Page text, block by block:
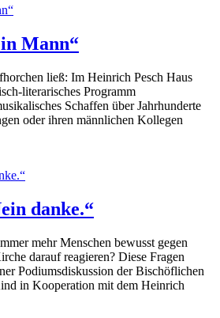
Mann“
ließ: Im Heinrich Pesch Haus
literarisches Programm
Schaffen über Jahrhunderte
oder ihren männlichen Kollegen
danke.“
mehr Menschen bewusst gegen
darauf reagieren? Diese Fragen
Podiumsdiskussion der Bischöflichen
in Kooperation mit dem Heinrich